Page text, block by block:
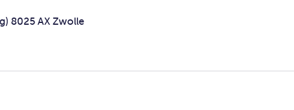
8025 AX Zwolle